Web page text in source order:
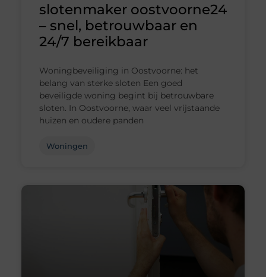
slotenmaker oostvoorne24
– snel, betrouwbaar en
24/7 bereikbaar
Woningbeveiliging in Oostvoorne: het
belang van sterke sloten Een goed
beveiligde woning begint bij betrouwbare
sloten. In Oostvoorne, waar veel vrijstaande
huizen en oudere panden
Woningen